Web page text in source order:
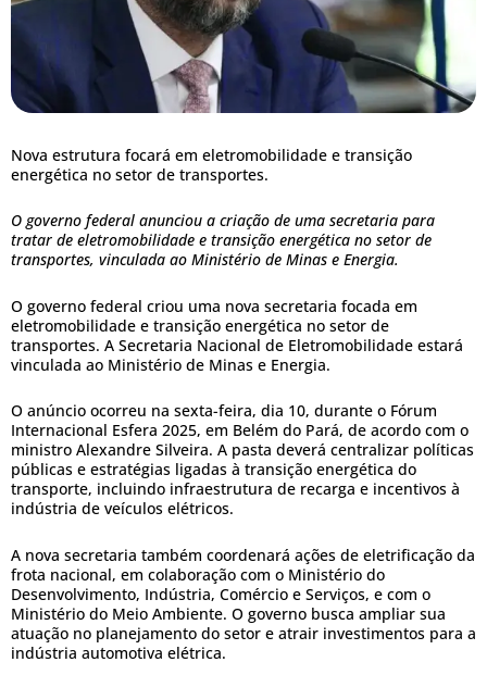
Nova estrutura focará em eletromobilidade e transição
energética no setor de transportes.
O governo federal anunciou a criação de uma secretaria para
tratar de eletromobilidade e transição energética no setor de
transportes, vinculada ao Ministério de Minas e Energia.
O governo federal criou uma nova secretaria focada em
eletromobilidade e transição energética no setor de
transportes. A Secretaria Nacional de Eletromobilidade estará
vinculada ao Ministério de Minas e Energia.
O anúncio ocorreu na sexta-feira, dia 10, durante o Fórum
Internacional Esfera 2025, em Belém do Pará, de acordo com o
ministro Alexandre Silveira. A pasta deverá centralizar políticas
públicas e estratégias ligadas à transição energética do
transporte, incluindo infraestrutura de recarga e incentivos à
indústria de veículos elétricos.
A nova secretaria também coordenará ações de eletrificação da
frota nacional, em colaboração com o Ministério do
Desenvolvimento, Indústria, Comércio e Serviços, e com o
Ministério do Meio Ambiente. O governo busca ampliar sua
atuação no planejamento do setor e atrair investimentos para a
indústria automotiva elétrica.